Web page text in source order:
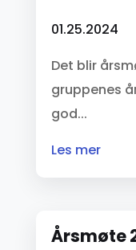
01.25.2024
Det blir
gruppenes
god...
les mer
Årsmøte